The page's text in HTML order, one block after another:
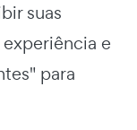
suas
e
para